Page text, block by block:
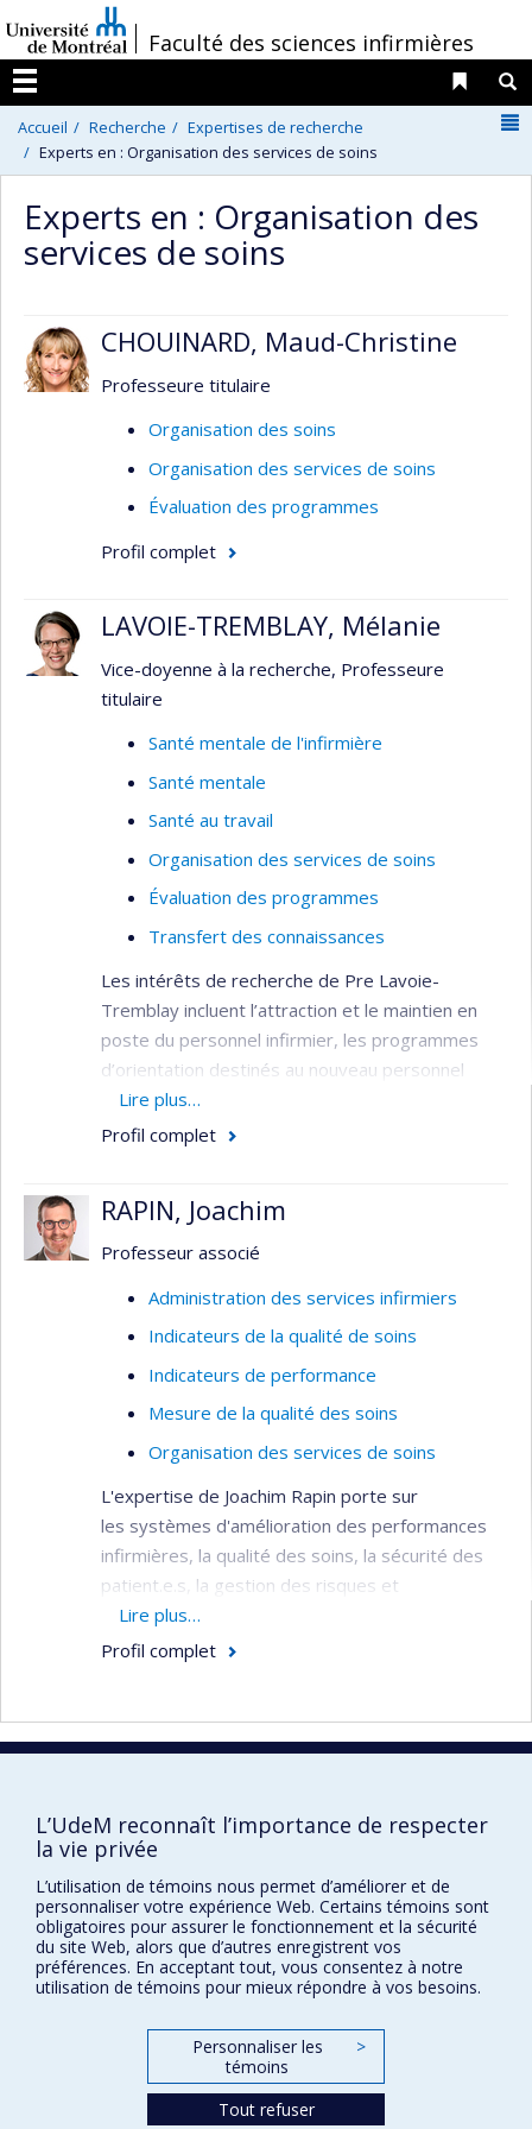
au
contenu
/Faculté des sciences infirmières
Menu
Liens
Accueil Recherche
Expertises de recherche
Experts en : Organisation des services de soins
Experts en : Organisation des
services de soins
CHOUINARD, Maud-Christine
Professeure titulaire
Organisation des soins
Organisation des services de soins
Évaluation des programmes
Profil complet
LAVOIE-TREMBLAY, Mélanie
Vice-doyenne à la recherche, Professeure
titulaire
Santé mentale de l'infirmière
Santé mentale
Santé au travail
Organisation des services de soins
Évaluation des programmes
Transfert des connaissances
Les intérêts de recherche de Pre Lavoie-
Tremblay incluent l’attraction et le maintien en
poste du personnel infirmier, les programmes
d’orientation destinés au nouveau personnel
infirmier, l’organisation des soins et du travail, la
main-d'oeuvre infirmière, l’évaluation des
Lire plus…
Profil complet
RAPIN, Joachim
Professeur associé
Administration des services infirmiers
Indicateurs de la qualité de soins
Indicateurs de performance
Mesure de la qualité des soins
Organisation des services de soins
L'expertise de Joachim Rapin porte sur
les systèmes d'amélioration des performances
infirmières, la qualité des soins, la sécurité des
patient.e.s, la gestion des risques et
les pratiques liées à la gestion des soins
infirmiers dans une perspective réaliste critique.
Lire plus…
Profil complet
Faculté des sciences infirmières
Pavillon Marguerite-d'Youville
Montréal (Québec) H3T 1A8
Lien Google Maps
Nous joindre
L’UdeM reconnaît l’importance de respecter
la vie privée
L’utilisation de témoins nous permet d’améliorer et de
personnaliser votre expérience Web. Certains témoins sont
obligatoires pour assurer le fonctionnement et la sécurité
du site Web, alors que d’autres enregistrent vos
préférences. En acceptant tout, vous consentez à notre
utilisation de témoins pour mieux répondre à vos besoins.
Personnaliser les
témoins
>
Tout refuser